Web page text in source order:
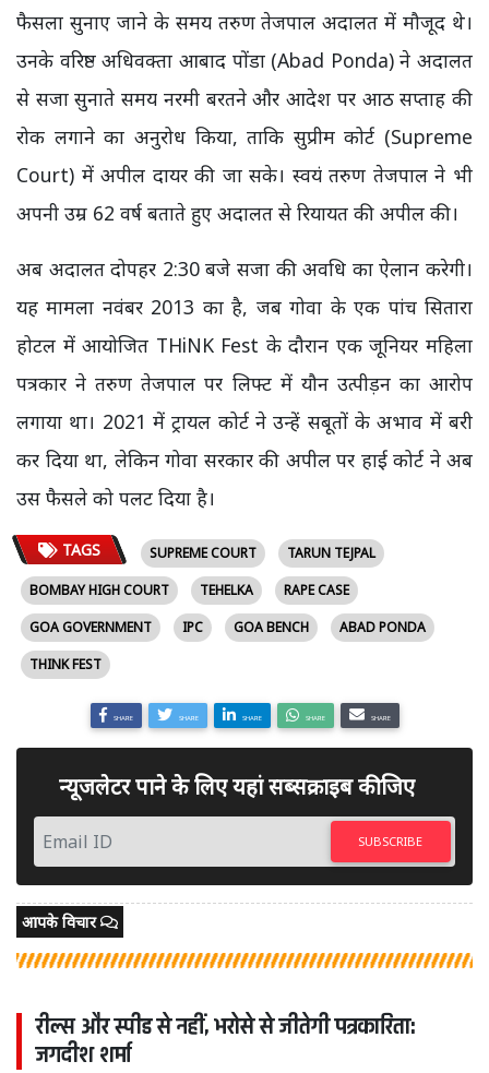
फैसला सुनाए जाने के समय तरुण तेजपाल अदालत में मौजूद थे।
उनके वरिष्ठ अधिवक्ता आबाद पोंडा (Abad Ponda) ने अदालत
से सजा सुनाते समय नरमी बरतने और आदेश पर आठ सप्ताह की
रोक लगाने का अनुरोध किया, ताकि सुप्रीम कोर्ट (Supreme
Court) में अपील दायर की जा सके। स्वयं तरुण तेजपाल ने भी
अपनी उम्र 62 वर्ष बताते हुए अदालत से रियायत की अपील की।
अब अदालत दोपहर 2:30 बजे सजा की अवधि का ऐलान करेगी।
यह मामला नवंबर 2013 का है, जब गोवा के एक पांच सितारा
होटल में आयोजित THiNK Fest के दौरान एक जूनियर महिला
पत्रकार ने तरुण तेजपाल पर लिफ्ट में यौन उत्पीड़न का आरोप
लगाया था। 2021 में ट्रायल कोर्ट ने उन्हें सबूतों के अभाव में बरी
कर दिया था, लेकिन गोवा सरकार की अपील पर हाई कोर्ट ने अब
उस फैसले को पलट दिया है।
TAGS SUPREME COURT
TARUN TEJPAL
BOMBAY HIGH COURT
TEHELKA
RAPE CASE
GOA GOVERNMENT
IPC GOA BENCH
ABAD PONDA
THINK FEST
SHARE SHARE SHARE SHARE SHARE
न्यूजलेटर पाने के लिए यहां सब्सक्राइब कीजिए
SUBSCRIBE
आपके विचार
रील्स और स्पीड से नहीं, भरोसे से जीतेगी पत्रकारिता:
जगदीश शर्मा